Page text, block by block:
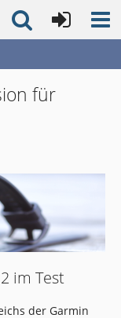
für
im Test
der Garmin